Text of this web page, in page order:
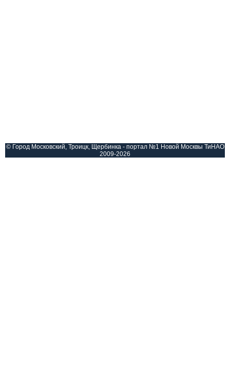
© Город Московский, Троицк, Щербинка - портал №1 Новой Москвы ТиНАО
2009-2026